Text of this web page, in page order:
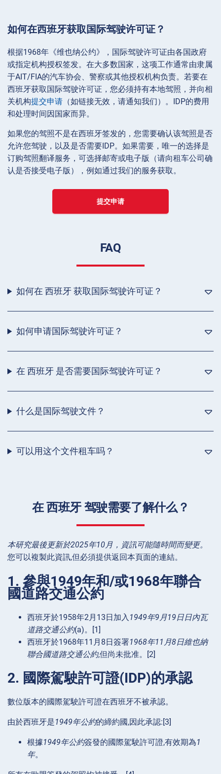
如何在西班牙获取国际驾驶许可证？
根据1968年《维也纳公约》，国际驾驶许可证由各国政府
或指定机构授权签发。在大多数国家，这项工作通常由隶属
于AIT/FIA的汽车协会、警察或其他授权机构负责。若要在
西班牙获取国际驾驶许可证，您必须持有本地驾照，并向相
关机构提交申请 （如链接无效，请通知我们）。IDP的费用
和处理时间因国家而异。
如果您的驾照不是在西班牙签发的，您需要确认该驾照是否
允许您驾驶，以及是否需要IDP。如果需要，唯一的选择是
订购驾照翻译服务，可选择邮寄或电子版（请向租车公司确
认是否接受电子版），例如通过我们的服务获取。
提交申请
FAQ
如何在 西班牙 获取国际驾驶许可证？
如何申请国际驾驶许可证？
在 西班牙 是否需要国际驾驶许可证？
什么是国际驾驶文件？
可以用这个文件租车吗？
在 西班牙 驾驶需要了解什么？
本研究最後更新於2025年10月，資訊可能隨時間而變更。
您可以複製此資訊,但必須提供返回本頁面的連結。
1. 參與1949年和/或1968年聯合
國道路交通公約
西班牙於1958年2月13日加入 1949年9月19日日內瓦
道路交通公約(a)。[1]
西班牙於1968年11月8日簽署1968年11月8日維也納
聯合國道路交通公約,但尚未批准。[2]
2. 國際駕駛許可證(IDP)的承認
數位版本的國際駕駛許可證在西班牙不被承認。
由於西班牙是1949年公約的締約國,因此承認:[3]
根據1949年公約簽發的國際駕駛許可證,有效期為1
年。